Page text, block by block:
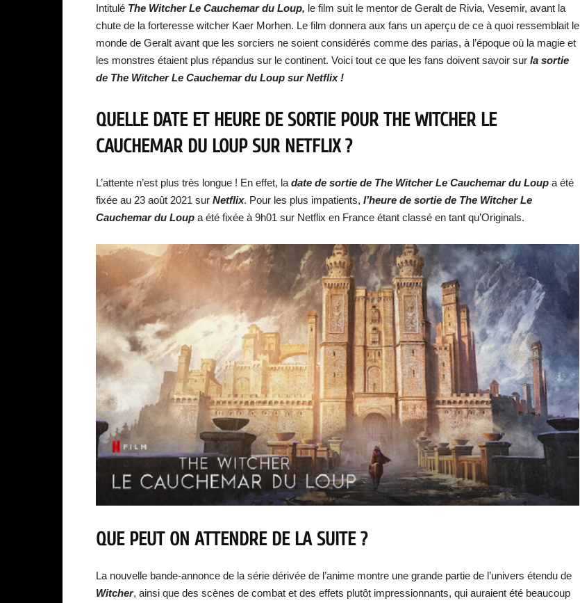
Intitulé The Witcher Le Cauchemar du Loup, le film suit le mentor de Geralt de Rivia, Vesemir, avant la
chute de la forteresse witcher Kaer Morhen. Le film donnera aux fans un aperçu de ce à quoi ressemblait le
monde de Geralt avant que les sorciers ne soient considérés comme des parias, à l’époque où la magie et
les monstres étaient plus répandus sur le continent. Voici tout ce que les fans doivent savoir sur la sortie
de The Witcher Le Cauchemar du Loup sur Netflix !
QUELLE DATE ET HEURE DE SORTIE POUR THE WITCHER LE
CAUCHEMAR DU LOUP SUR NETFLIX ?
L’attente n’est plus très longue ! En effet, la date de sortie de The Witcher Le Cauchemar du Loup a été
fixée au 23 août 2021 sur Netflix. Pour les plus impatients, l’heure de sortie de The Witcher Le
Cauchemar du Loup a été fixée à 9h01 sur Netflix en France étant classé en tant qu’Originals.
QUE PEUT ON ATTENDRE DE LA SUITE ?
La nouvelle bande-annonce de la série dérivée de l’anime montre une grande partie de l’univers étendu de
Witcher, ainsi que des scènes de combat et des effets plutôt impressionnants, qui auraient été beaucoup